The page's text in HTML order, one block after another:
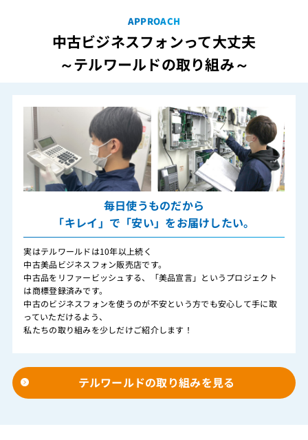
APPROACH
中古ビジネスフォンって大丈夫
～テルワールドの取り組み～
毎日使うものだから
「キレイ」で「安い」をお届けしたい。
実はテルワールドは10年以上続く
中古美品ビジネスフォン販売店です。
中古品をリファービッシュする、「美品宣言」というプロジェクト
は商標登録済みです。
中古のビジネスフォンを使うのが不安という方でも安心して手に取
っていただけるよう、
私たちの取り組みを少しだけご紹介します！
テルワールドの取り組みを見る